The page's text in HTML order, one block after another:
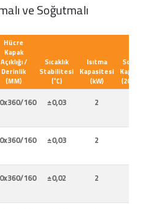
ve Soğutmalı
Hücre
Kapak
Açıklığı /
Derinlik
(MM)
Sıcaklık
Stabilitesi
(˚C)
Isıtma
Kapasitesi
(kW)
Soğutma
Kapasitesi
(20 ˚C/kW)
160 ±0,03 2
160 ±0,03 2
160 ±0,02 2